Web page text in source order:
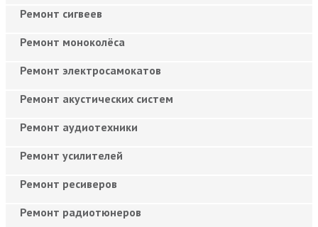
Ремонт сигвеев
Ремонт моноколёса
Ремонт электросамокатов
Ремонт акустических систем
Ремонт аудиотехники
Ремонт усилителей
Ремонт ресиверов
Ремонт радиотюнеров